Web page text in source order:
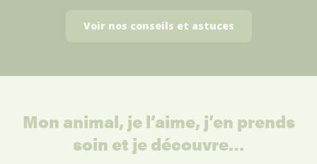
Voir nos conseils et astuces
Mon animal, je l’aime, j’en prends
soin et je découvre…